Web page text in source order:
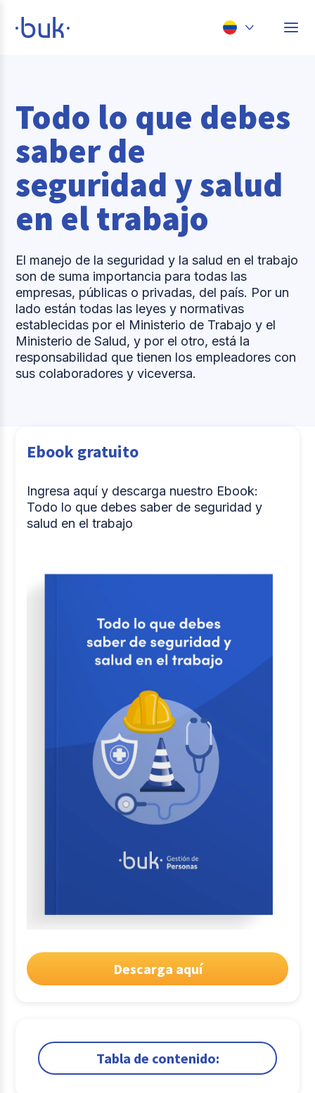
Perú
Brasil
Todo lo que debes
saber de
seguridad y salud
en el trabajo
El manejo de la seguridad y la salud en el trabajo
son de suma importancia para todas las
empresas, públicas o privadas, del país. Por un
lado están todas las leyes y normativas
establecidas por el Ministerio de Trabajo y el
Ministerio de Salud, y por el otro, está la
responsabilidad que tienen los empleadores con
sus colaboradores y viceversa.
Ebook gratuito
Ingresa aquí y descarga nuestro Ebook:
Todo lo que debes saber de seguridad y
salud en el trabajo
Descarga aquí
Tabla de contenido: